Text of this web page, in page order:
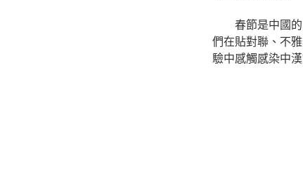
春節是中國
們在貼對聯、不
驗中感觸感染中